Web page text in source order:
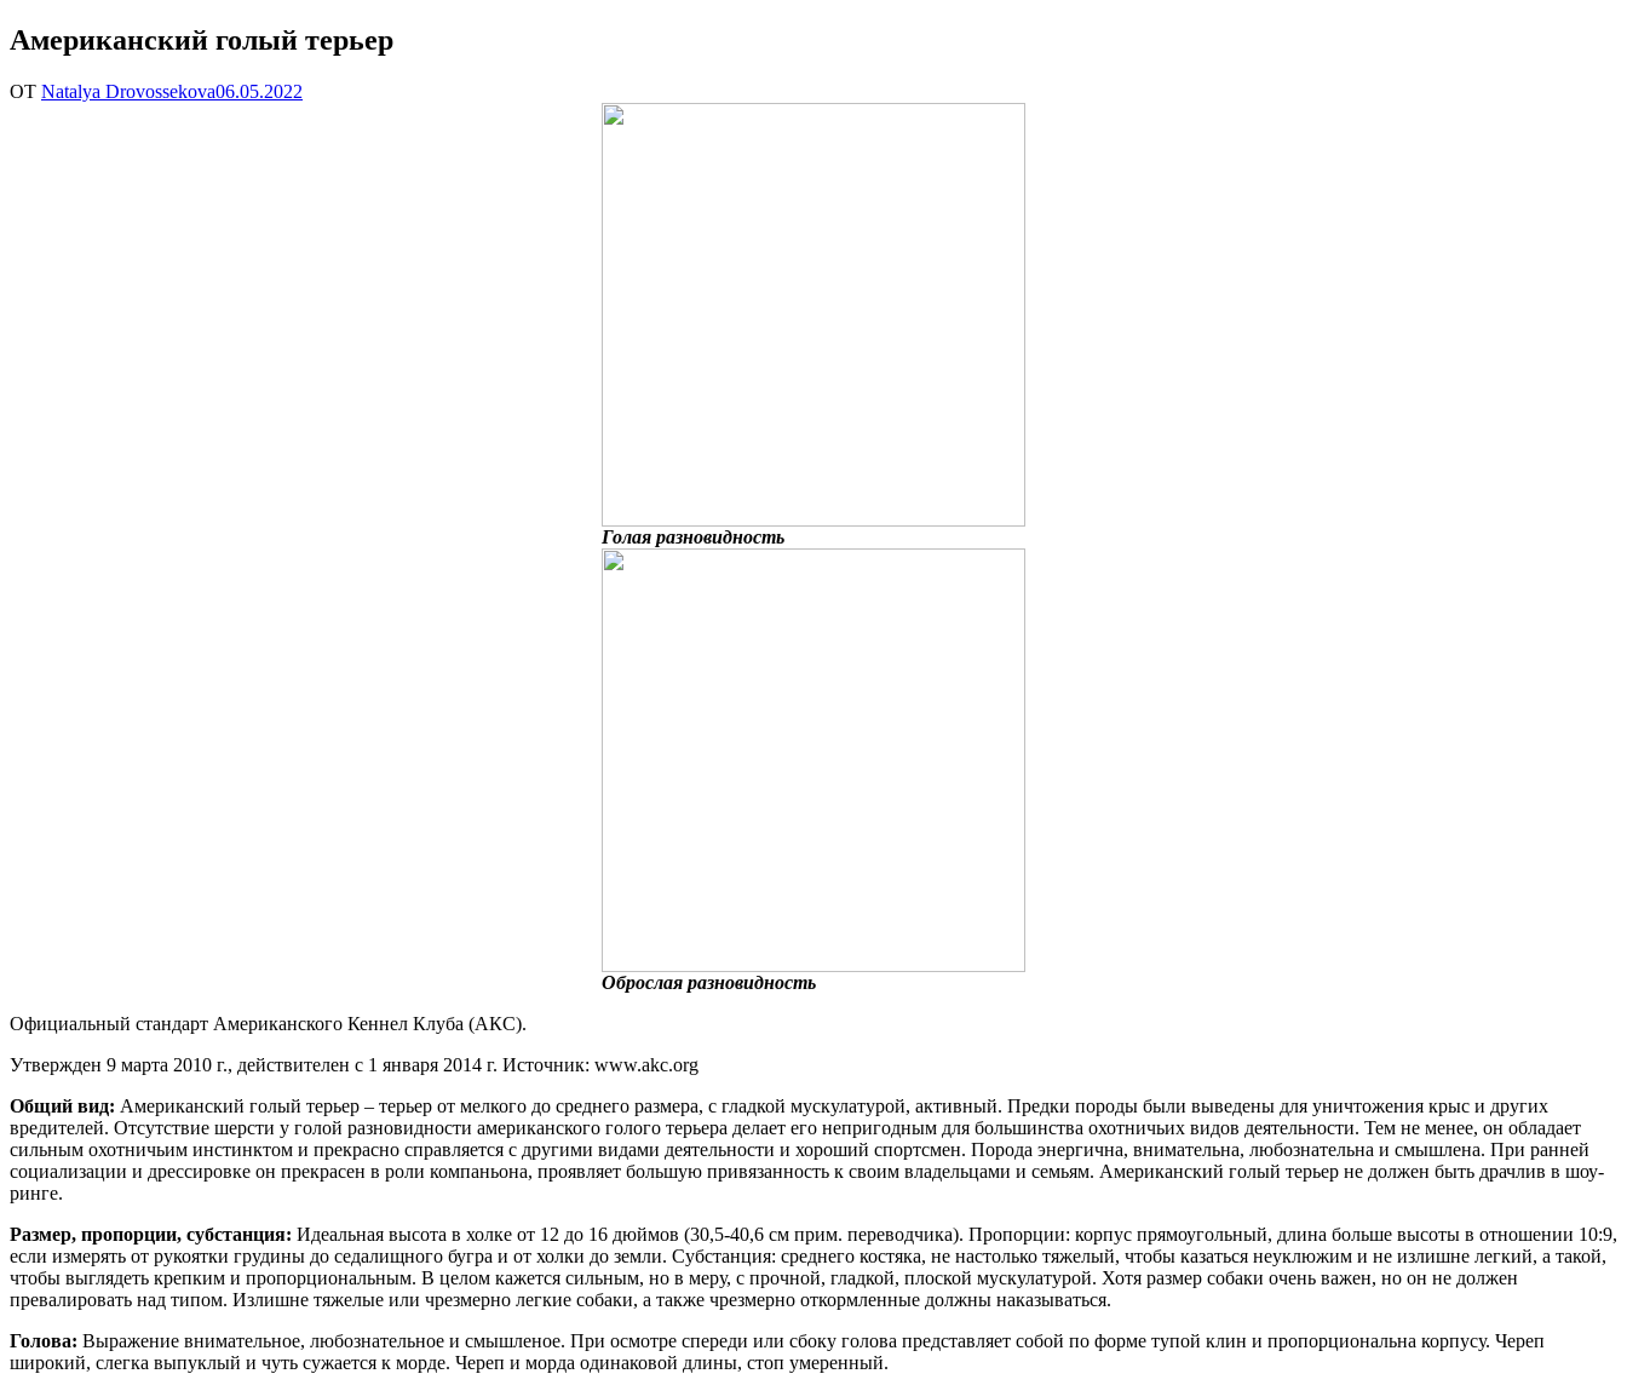
Американский голый терьер
ОТ Natalya Drovossekova06.05.2022
Голая разновидность
Оброслая разновидность
Официальный стандарт Американского Кеннел Клуба (АКС).
Утвержден 9 марта 2010 г., действителен с 1 января 2014 г. Источник: www.akc.org
Общий вид: Американский голый терьер – терьер от мелкого до среднего размера, с гладкой мускулатурой, активный. Предки породы были выведены для уничтожения крыс и других
вредителей. Отсутствие шерсти у голой разновидности американского голого терьера делает его непригодным для большинства охотничьих видов деятельности. Тем не менее, он обладает
сильным охотничьим инстинктом и прекрасно справляется с другими видами деятельности и хороший спортсмен. Порода энергична, внимательна, любознательна и смышлена. При ранней
социализации и дрессировке он прекрасен в роли компаньона, проявляет большую привязанность к своим владельцами и семьям. Американский голый терьер не должен быть драчлив в шоу-
ринге.
Размер, пропорции, субстанция: Идеальная высота в холке от 12 до 16 дюймов (30,5-40,6 см прим. переводчика). Пропорции: корпус прямоугольный, длина больше высоты в отношении 10:9,
если измерять от рукоятки грудины до седалищного бугра и от холки до земли. Субстанция: среднего костяка, не настолько тяжелый, чтобы казаться неуклюжим и не излишне легкий, а такой,
чтобы выглядеть крепким и пропорциональным. В целом кажется сильным, но в меру, с прочной, гладкой, плоской мускулатурой. Хотя размер собаки очень важен, но он не должен
превалировать над типом. Излишне тяжелые или чрезмерно легкие собаки, а также чрезмерно откормленные должны наказываться.
Голова: Выражение внимательное, любознательное и смышленое. При осмотре спереди или сбоку голова представляет собой по форме тупой клин и пропорциональна корпусу. Череп
широкий, слегка выпуклый и чуть сужается к морде. Череп и морда одинаковой длины, стоп умеренный.